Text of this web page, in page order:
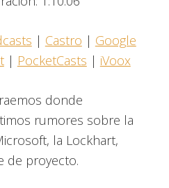
iVoox
| Castro | Google
| PocketCasts | iVoox
donde
rumores sobre la
la Lockhart,
de proyecto.